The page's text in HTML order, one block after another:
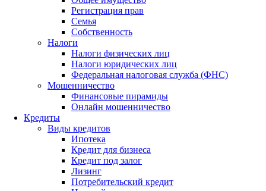
Регистрация прав
Семья
Собственность
Налоги
Налоги физических лиц
Налоги юридических лиц
Федеральная налоговая служба (ФНС)
Мошенничество
Финансовые пирамиды
Онлайн мошенничество
Кредиты
Виды кредитов
Ипотека
Кредит для бизнеса
Кредит под залог
Лизинг
Потребительский кредит